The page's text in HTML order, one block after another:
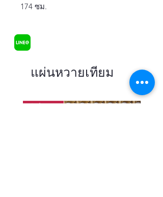
174 ซม.
แผ่นหวายเทียม